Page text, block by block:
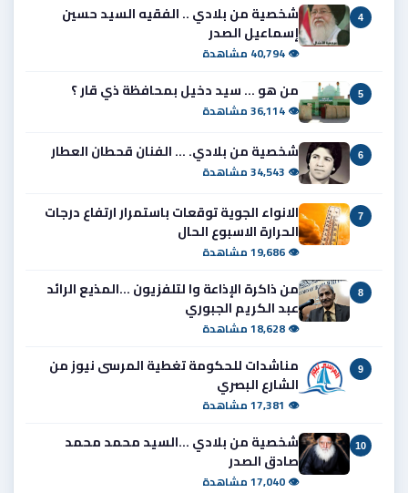
4
شخصية من بلادي .. الفقيه السيد حسين
إسماعيل الصدر
👁 40,794 مشاهدة
5 من هو ... سيد دخيل بمحافظة ذي قار ؟
👁 36,114 مشاهدة
6 شخصية من بلادي. ... الفنان قحطان العطار
👁 34,543 مشاهدة
7
الانواء الجوية توقعات باستمرار ارتفاع درجات
الحرارة الاسبوع الحال
👁 19,686 مشاهدة
8
من ذاكرة الإذاعة وا لتلفزيون ...المذيع الرائد
عبد الكريم الجبوري
👁 18,628 مشاهدة
9
مناشدات للحكومة تغطية المرسى نيوز من
الشارع البصري
👁 17,381 مشاهدة
10
شخصية من بلادي ...السيد محمد محمد
صادق الصدر
👁 17,040 مشاهدة